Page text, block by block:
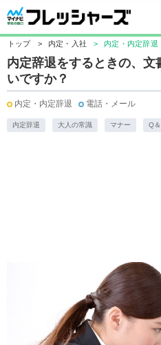
トップ > 内定・入社 > 内定・内定辞退
内定辞退をするときの、
いですか？
内定・内定辞退 電話・メール
内定辞退 大人の常識 マナー Q＆